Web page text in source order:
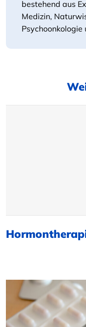
bestehend aus
Medizin,
Psychoonkologie